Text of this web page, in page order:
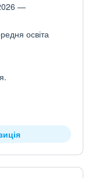
—
освіта